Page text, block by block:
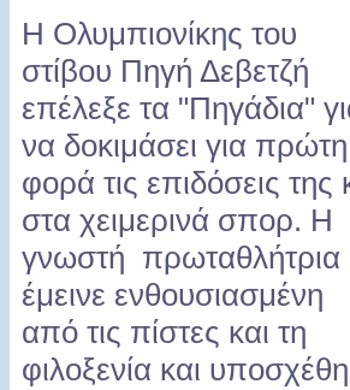
Η Ολυμπιονίκης του
στίβου Πηγή Δεβετζή
επέλεξε τα "Πηγάδια"
να δοκιμάσει για πρώτη
φορά τις επιδόσεις της
στα χειμερινά σπορ. Η
γνωστή πρωταθλήτρια
έμεινε ενθουσιασμένη
από τις πίστες και τη
φιλοξενία και